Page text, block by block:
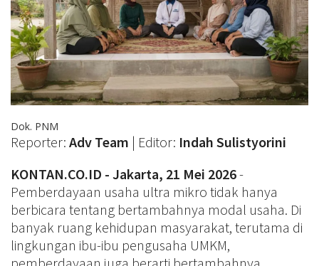
Dok. PNM
Reporter: Adv Team | Editor: Indah Sulistyorini
KONTAN.CO.ID - Jakarta, 21 Mei 2026-
Pemberdayaan usaha ultra mikro tidak hanya
berbicara tentang bertambahnya modal usaha. Di
banyak ruang kehidupan masyarakat, terutama di
lingkungan ibu-ibu pengusaha UMKM,